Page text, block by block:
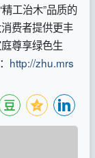
工治木”品质的
费者提供更丰
尊享绿色生
http://zhu.mrs